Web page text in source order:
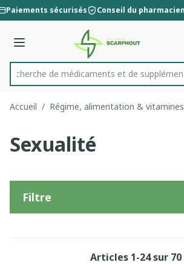
Aller au contenu
1 de 1
Paiements sécurisés Conseil du pharmacien
Menu
Rechercher
Recherche de médicaments
Accueil / Régime, alimentation & vitamines
Sexualité
Filtre
Articles 1-24sur 70